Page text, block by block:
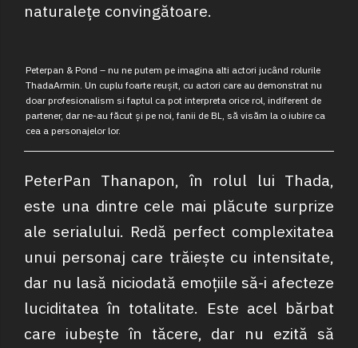
naturalețe convingătoare.
Peterpan & Pond – nu ne putem pe imagina alti actori jucând rolurile
ThadaArmin. Un cuplu foarte reușit, cu actori care au demonstrat nu
doar profesionalism si faptul ca pot interpreta orice rol, indiferent de
partener, dar ne-au făcut și pe noi, fanii de BL, să visăm la o iubire ca
cea a personajelor lor.
PeterPan Thanapon, în rolul lui Thada,
este una dintre cele mai plăcute surprize
ale serialului. Redă perfect complexitatea
unui personaj care trăiește cu intensitate,
dar nu lasă niciodată emoțiile să-i afecteze
luciditatea în totalitate. Este acel bărbat
care iubește în tăcere, dar nu ezită să